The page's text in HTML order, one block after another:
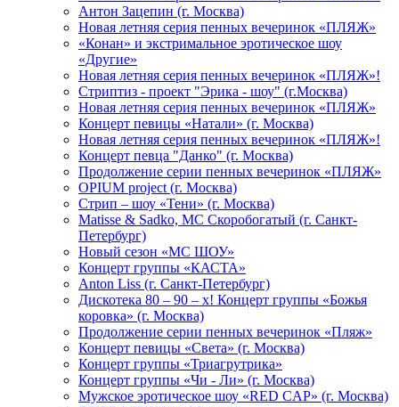
Антон Зацепин (г. Москва)
Новая летняя серия пенных вечеринок «ПЛЯЖ»
«Конан» и экстримальное эротическое шоу
«Другие»
Новая летняя серия пенных вечеринок «ПЛЯЖ»!
Стриптиз - проект "Эрика - шоу" (г.Москва)
Новая летняя серия пенных вечеринок «ПЛЯЖ»
Концерт певицы «Натали» (г. Москва)
Новая летняя серия пенных вечеринок «ПЛЯЖ»!
Концерт певца "Данко" (г. Москва)
Продолжение серии пенных вечеринок «ПЛЯЖ»
OPIUM project (г. Москва)
Стрип – шоу «Тени» (г. Москва)
Matissе & Sadko, MC Скоробогатый (г. Санкт-
Петербург)
Новый сезон «МС ШОУ»
Концерт группы «КАСТА»
Anton Liss (г. Санкт-Петербург)
Дискотека 80 – 90 – х! Концерт группы «Божья
коровка» (г. Москва)
Продолжение серии пенных вечеринок «Пляж»
Концерт певицы «Света» (г. Москва)
Концерт группы «Триагрутрика»
Концерт группы «Чи - Ли» (г. Москва)
Мужское эротическое шоу «RED CAP» (г. Москва)